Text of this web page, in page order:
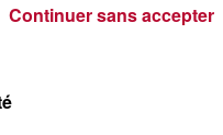
Voir plus
Continuer sans accepter